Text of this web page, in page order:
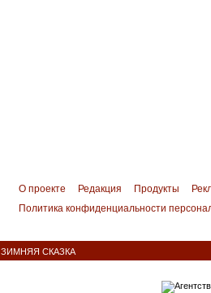
О проекте Редакция Продукты
Политика конфиденциальности
ЗИМНЯЯ СКАЗКА